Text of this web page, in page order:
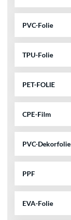
PVC-Folie
TPU-Folie
PET-FOLIE
CPE-Film
PVC-Dekorfolie
PPF
EVA-Folie